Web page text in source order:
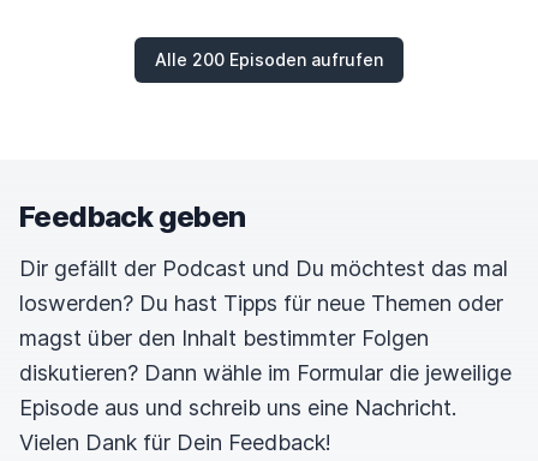
Alle 200 Episoden aufrufen
Feedback geben
Dir gefällt der Podcast und Du möchtest das mal
loswerden? Du hast Tipps für neue Themen oder
magst über den Inhalt bestimmter Folgen
diskutieren? Dann wähle im Formular die jeweilige
Episode aus und schreib uns eine Nachricht.
Vielen Dank für Dein Feedback!